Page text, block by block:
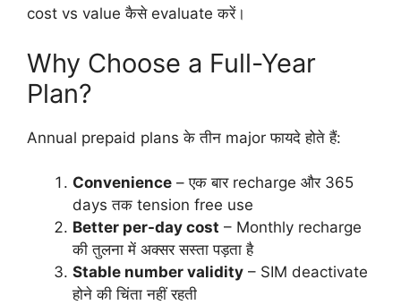
cost vs value कैसे evaluate करें।
Why Choose a Full-Year
Plan?
Annual prepaid plans के तीन major फायदे होते हैं:
Convenience – एक बार recharge और 365
days तक tension free use
Better per-day cost – Monthly recharge
की तुलना में अक्सर सस्ता पड़ता है
Stable number validity – SIM deactivate
होने की चिंता नहीं रहती